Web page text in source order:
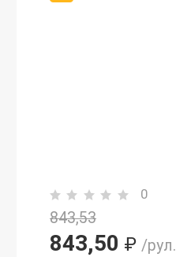
0
843,53
843,50 ₽ /рул.